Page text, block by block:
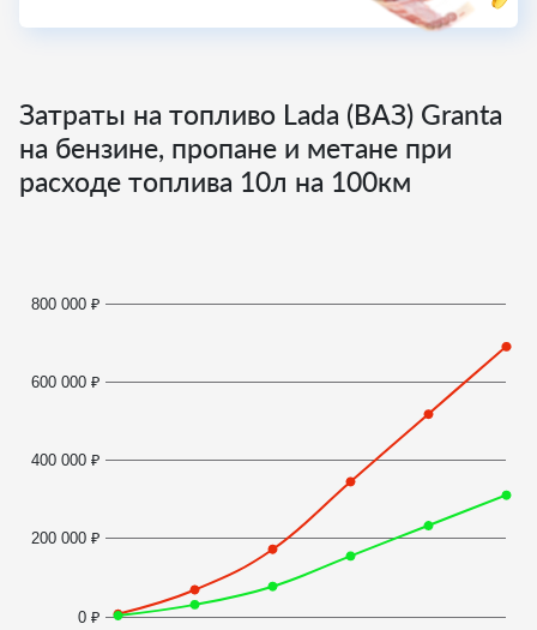
Затраты на топливо Lada (ВАЗ) Granta
на бензине, пропане и метане при
расходе топлива 10л на 100км
0 ₽
200 000 ₽
400 000 ₽
600 000 ₽
800 000 ₽